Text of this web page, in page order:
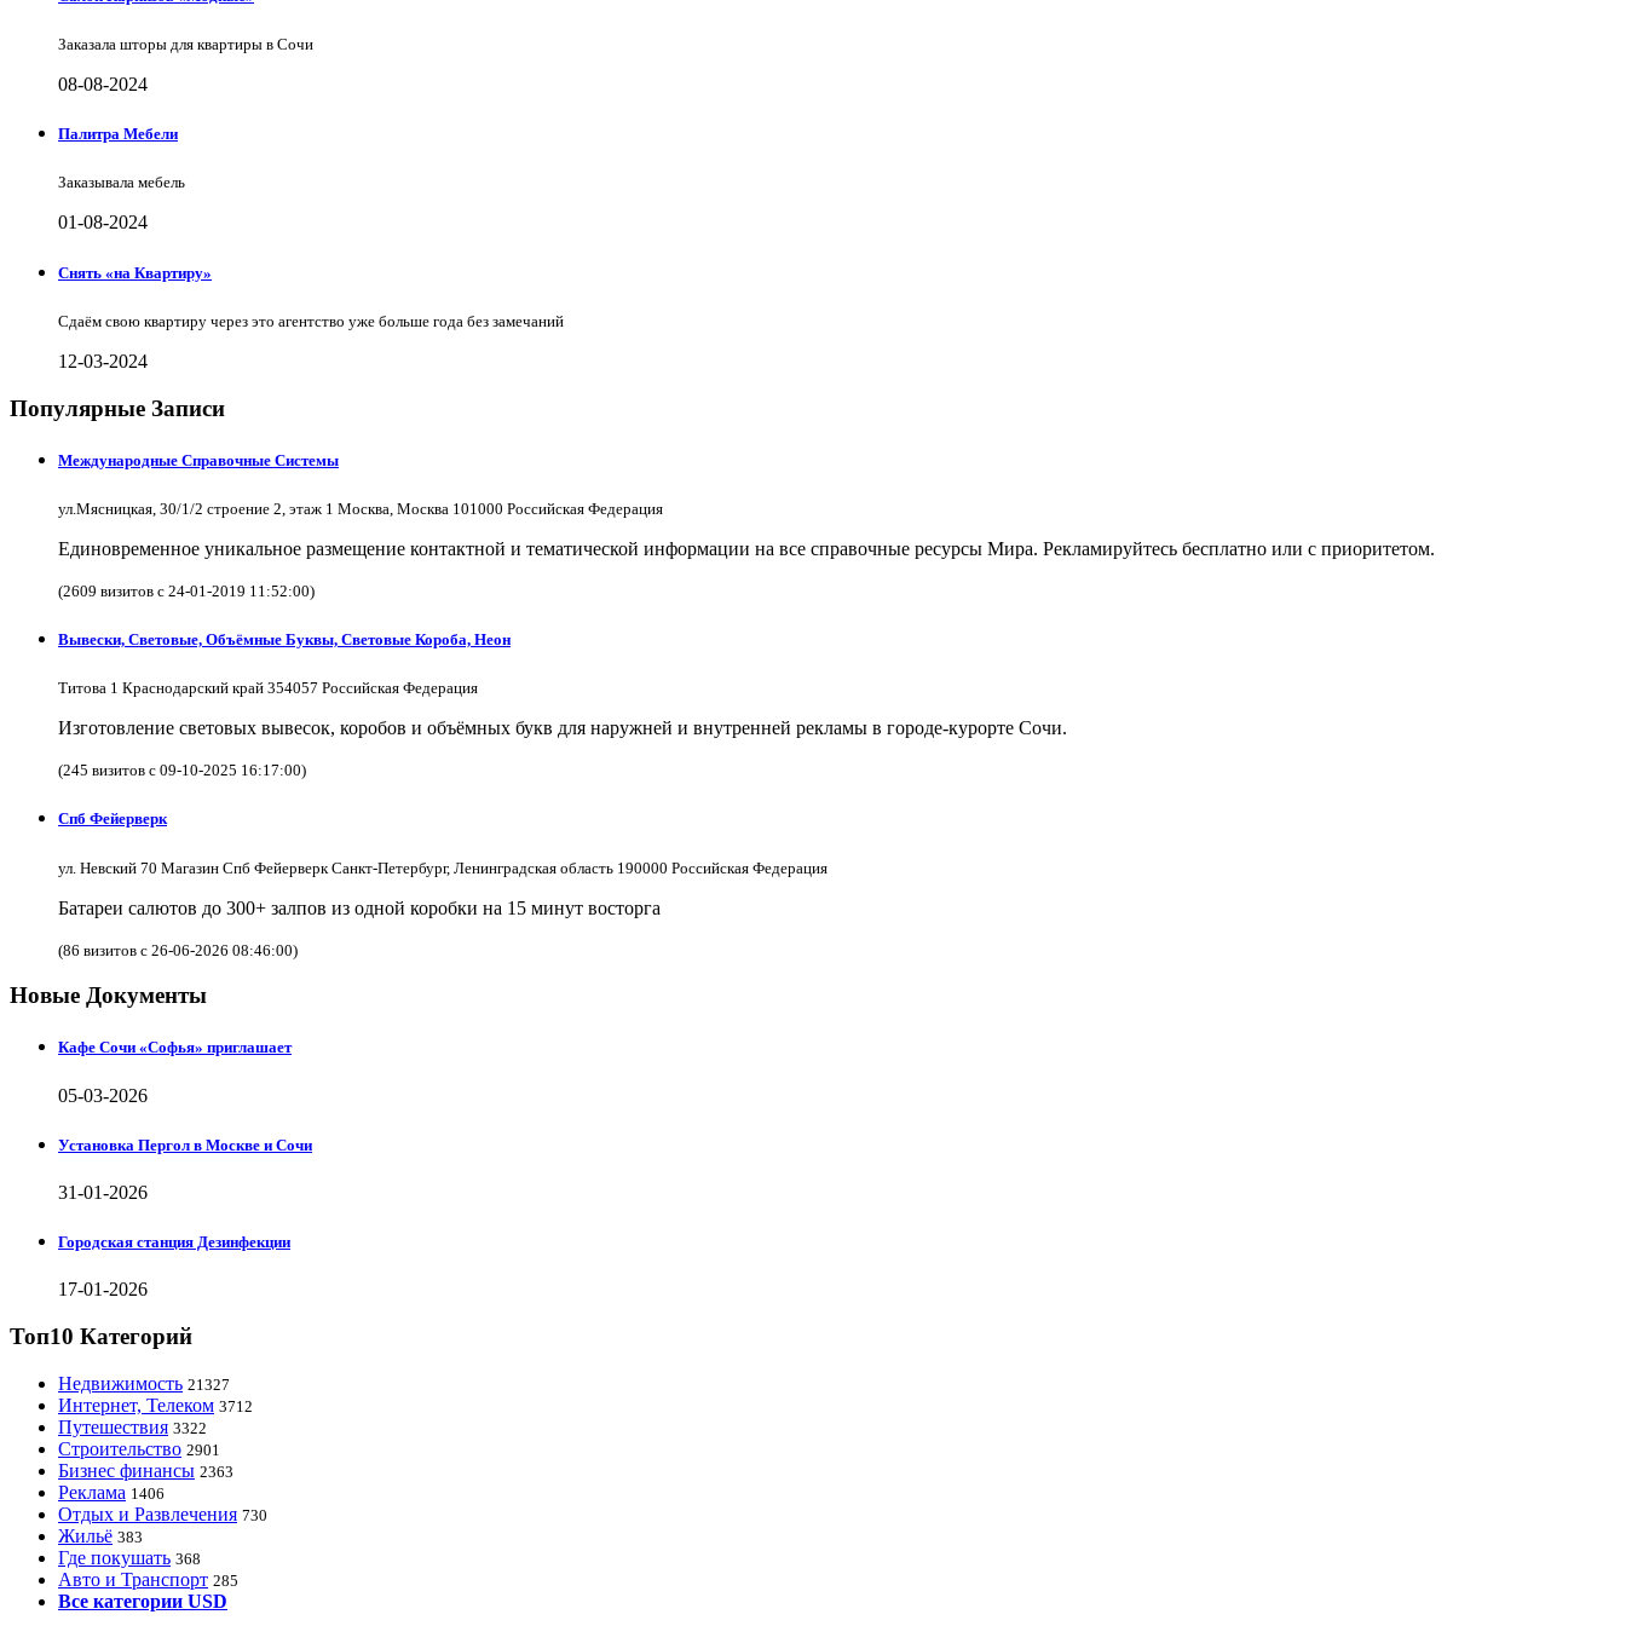
Заказала шторы для квартиры в Сочи
08-08-2024
Палитра Мебели
Заказывала мебель
01-08-2024
Снять «на Квартиру»
Сдаём свою квартиру через это агентство уже больше года без замечаний
12-03-2024
Популярные Записи
Международные Справочные Системы
ул.Мясницкая, 30/1/2 строение 2, этаж 1 Москва, Москва 101000 Российская Федерация
Единовременное уникальное размещение контактной и тематической информации на все справочные ресурсы Мира. Рекламируйтесь бесплатно или с приоритетом.
(2609 визитов с 24-01-2019 11:52:00)
Вывески, Световые, Объёмные Буквы, Световые Короба, Неон
Титова 1 Краснодарский край 354057 Российская Федерация
Изготовление световых вывесок, коробов и объёмных букв для наружней и внутренней рекламы в городе-курорте Сочи.
(245 визитов с 09-10-2025 16:17:00)
Спб Фейерверк
ул. Невский 70 Магазин Спб Фейерверк Санкт-Петербург, Ленинградская область 190000 Российская Федерация
Батареи салютов до 300+ залпов из одной коробки на 15 минут восторга
(86 визитов с 26-06-2026 08:46:00)
Новые Документы
Кафе Сочи «Софья» приглашает
05-03-2026
Установка Пергол в Москве и Сочи
31-01-2026
Городская станция Дезинфекции
17-01-2026
Топ10 Категорий
Недвижимость 21327
Интернет, Телеком 3712
Путешествия 3322
Строительство 2901
Бизнес финансы 2363
Реклама 1406
Отдых и Развлечения 730
Жильё 383
Где покушать 368
Авто и Транспорт 285
Все категории USD